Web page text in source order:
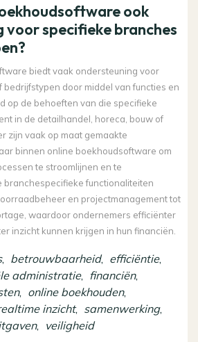
ook
voor specifieke branches
biedt vaak ondersteuning voor
bedrijfstypen door middel van functies en
op de behoeften van die specifieke
in de detailhandel, horeca, bouw of
zijn vaak op maat gemaakte
binnen online boekhoudsoftware om
te stroomlijnen en te
branchespecifieke functionaliteiten
en projectmanagement tot
waardoor ondernemers efficiënter
inzicht kunnen krijgen in hun financiën.
, betrouwbaarheid, efficiëntie,
administratie, financiën,
, online boekhouden,
inzicht, samenwerking,
, veiligheid